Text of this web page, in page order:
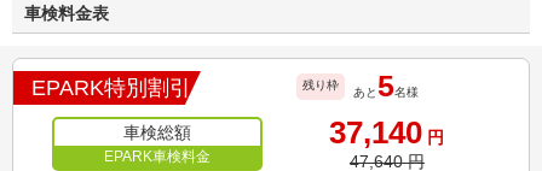
車検料金表
EPARK特別割引 残り枠
あと5名様
車検総額
EPARK車検料金
37,140 円
47,640円